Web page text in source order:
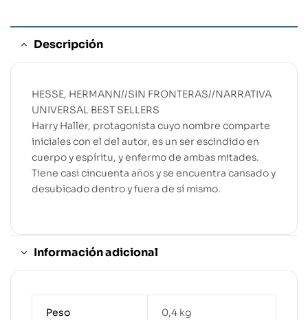
Descripción
HESSE, HERMANN//SIN FRONTERAS//NARRATIVA
UNIVERSAL BEST SELLERS
Harry Haller, protagonista cuyo nombre comparte
iniciales con el del autor, es un ser escindido en
cuerpo y espíritu, y enfermo de ambas mitades.
Tiene casi cincuenta años y se encuentra cansado y
desubicado dentro y fuera de sí mismo.
Información adicional
Peso 0,4 kg